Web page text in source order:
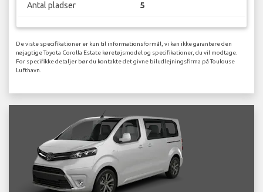
Antal pladser 5
De viste specifikationer er kun til informationsformål, vi kan ikke garantere den
nøjagtige Toyota Corolla Estate køretøjsmodel og specifikationer, du vil modtage.
For specifikke detaljer bør du kontakte det givne biludlejningsfirma på Toulouse
Lufthavn.